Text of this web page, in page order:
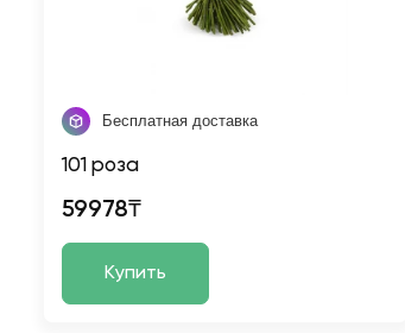
Бесплатная доставка
101 роза
59978₸
Купить